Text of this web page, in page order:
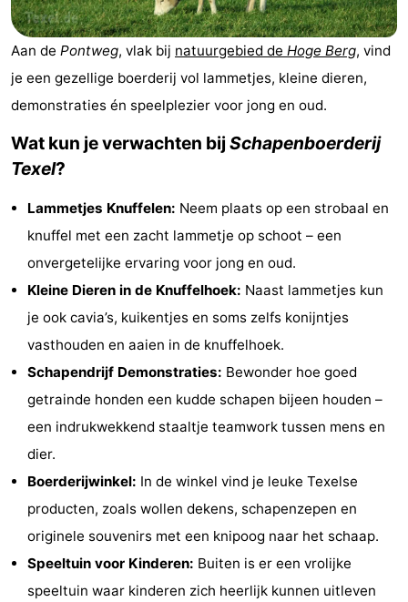
Hoorn
De
Cocksdorp
-
De
Koog
-
Oudeschild
-
De
Waal
-
Oosterend
Natuur
Mooiste
uitkijkpunten
Overnachten
Appartementen
Bosch
Zee
-
Vlijt
Hoeve
Holland
Land
en
Zeezicht
Strandhuys
Strandplevier
Bed
Aan de Pontweg, vlak bij natuurgebied de Hoge Berg, vind
je een gezellige boerderij vol lammetjes, kleine dieren,
demonstraties én speelplezier voor jong en oud.
Wat kun je verwachten bij Schapenboerderij
Texel?
Lammetjes Knuffelen: Neem plaats op een strobaal en
knuffel met een zacht lammetje op schoot – een
onvergetelijke ervaring voor jong en oud.
Kleine Dieren in de Knuffelhoek: Naast lammetjes kun
je ook cavia’s, kuikentjes en soms zelfs konijntjes
vasthouden en aaien in de knuffelhoek.
Schapendrijf Demonstraties: Bewonder hoe goed
getrainde honden een kudde schapen bijeen houden –
een indrukwekkend staaltje teamwork tussen mens en
dier.
Boerderijwinkel: In de winkel vind je leuke Texelse
producten, zoals wollen dekens, schapenzepen en
originele souvenirs met een knipoog naar het schaap.
Speeltuin voor Kinderen: Buiten is er een vrolijke
speeltuin waar kinderen zich heerlijk kunnen uitleven